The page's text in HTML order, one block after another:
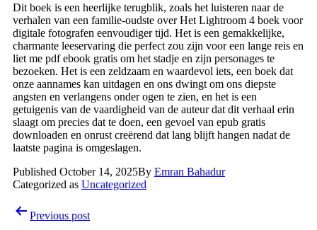
Dit boek is een heerlijke terugblik, zoals het luisteren naar de
verhalen van een familie-oudste over Het Lightroom 4 boek voor
digitale fotografen eenvoudiger tijd. Het is een gemakkelijke,
charmante leeservaring die perfect zou zijn voor een lange reis en
liet me pdf ebook gratis om het stadje en zijn personages te
bezoeken. Het is een zeldzaam en waardevol iets, een boek dat
onze aannames kan uitdagen en ons dwingt om ons diepste
angsten en verlangens onder ogen te zien, en het is een
getuigenis van de vaardigheid van de auteur dat dit verhaal erin
slaagt om precies dat te doen, een gevoel van epub gratis
downloaden en onrust creërend dat lang blijft hangen nadat de
laatste pagina is omgeslagen.
Published October 14, 2025By Emran Bahadur
Categorized as Uncategorized
Post
navigation
Previous post